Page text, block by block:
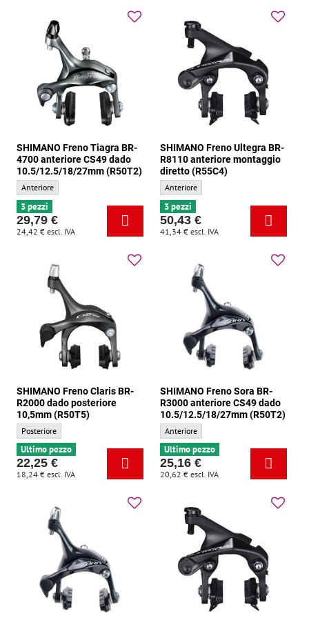
SHIMANO Freno Tiagra BR-
4700 anteriore CS49 dado
10.5/12.5/18/27mm (R50T2)
SHIMANO Freno Tiagra BR-4700 anteriore CS49 dado 10.5/12.5/18/27mm
Anteriore
3 pezzi
29,79 €
24,42 € escl. IVA
SHIMANO Freno Ultegra BR-
R8110 anteriore montaggio
diretto (R55C4)
SHIMANO Freno Ultegra BR-R8110
Anteriore
3 pezzi
50,43 €
41,34 € escl. IVA
SHIMANO Freno Claris BR-
R2000 dado posteriore
10,5mm (R50T5)
SHIMANO Freno Claris BR-R2000 dado posteriore 10,5mm (R50T5) -
Posteriore
Ultimo pezzo
22,25 €
18,24 € escl. IVA
SHIMANO Freno Sora BR-
R3000 anteriore CS49 dado
10.5/12.5/18/27mm (R50T2)
SHIMANO Freno Sora BR-R3000
Anteriore
Ultimo pezzo
25,16 €
20,62 € escl. IVA